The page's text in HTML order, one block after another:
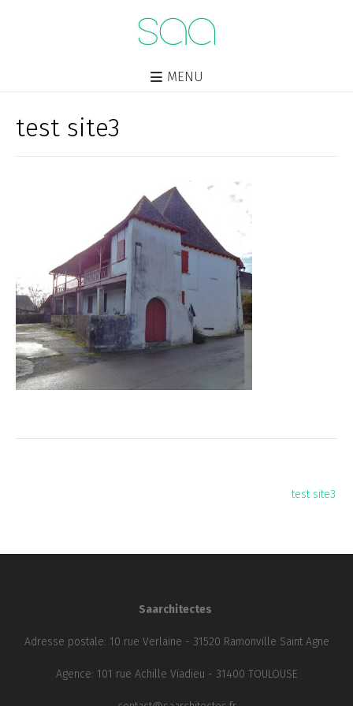
MENU
test site3
test site3
Saarchitectes
Adresse postale: 10 rue Verlaine - 31520 Ramonville Saint Agne
Agence: 101 rue Achille Viadieu - 31400 TOULOUSE